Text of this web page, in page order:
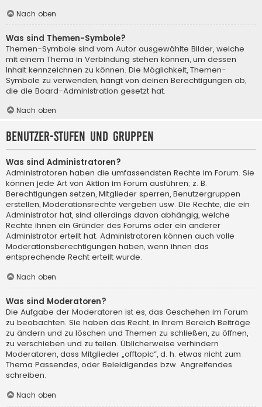
Nach oben
Was sind Themen-Symbole?
Themen-Symbole sind vom Autor ausgewählte Bilder, welche
mit einem Thema in Verbindung stehen können, um dessen
Inhalt kennzeichnen zu können. Die Möglichkeit, Themen-
Symbole zu verwenden, hängt von deinen Berechtigungen ab,
die die Board-Administration gesetzt hat.
Nach oben
Benutzer-Stufen und Gruppen
Was sind Administratoren?
Administratoren haben die umfassendsten Rechte im Forum. Sie
können jede Art von Aktion im Forum ausführen; z. B.
Berechtigungen setzen, Mitglieder sperren, Benutzergruppen
erstellen, Moderationsrechte vergeben usw. Die Rechte, die ein
Administrator hat, sind allerdings davon abhängig, welche
Rechte ihnen ein Gründer des Forums oder ein anderer
Administrator erteilt hat. Administratoren können auch volle
Moderationsberechtigungen haben, wenn ihnen das
entsprechende Recht erteilt wurde.
Nach oben
Was sind Moderatoren?
Die Aufgabe der Moderatoren ist es, das Geschehen im Forum
zu beobachten. Sie haben das Recht, in ihrem Bereich Beiträge
zu ändern und zu löschen und Themen zu schließen, zu öffnen,
zu verschieben und zu teilen. Üblicherweise verhindern
Moderatoren, dass Mitglieder „offtopic“, d. h. etwas nicht zum
Thema Passendes, oder Beleidigendes bzw. Angreifendes
schreiben.
Nach oben